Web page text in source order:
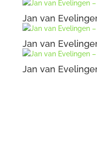
Jan van
Jan van
Jan van